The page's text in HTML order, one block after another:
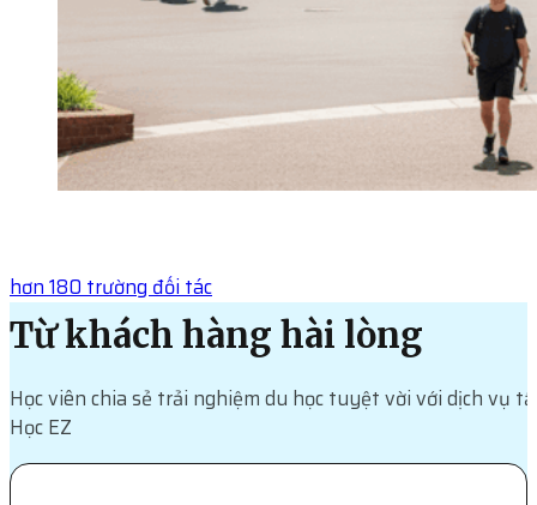
hơn 180 trường đối tác
Từ khách hàng hài lòng
Học viên chia sẻ trải nghiệm du học tuyệt vời với dịch vụ
Học EZ